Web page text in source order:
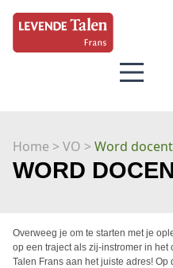
Home > VO >Word
WORD
Overweeg je om te starten met je
op een traject als zij-instromer in
Talen Frans aan het juiste adres!